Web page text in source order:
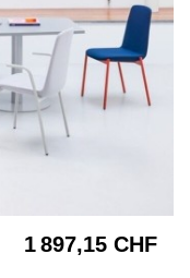
1 897,15 CHF